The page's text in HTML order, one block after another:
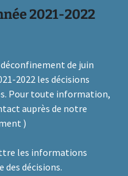
2021-2022
de juin
2022 les décisions
Pour toute information,
auprès de notre
)
les informations
des décisions.